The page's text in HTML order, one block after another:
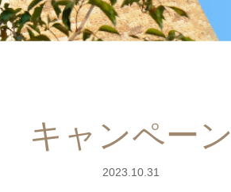
キャンペーン
2023.10.31